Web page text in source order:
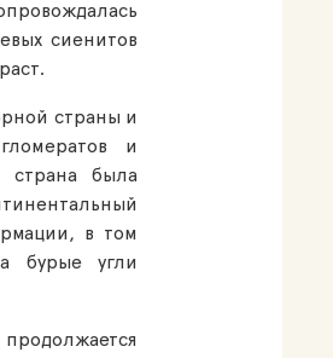
сиенитов
страны и
и
страна была
в том
бурые угли